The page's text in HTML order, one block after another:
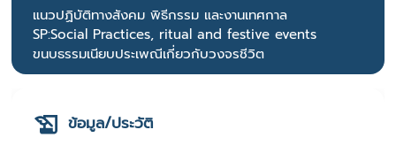
แนวปฏิบัติทางสังคม พิธีกรรม และงานเทศกาล
SP:Social Practices, ritual and festive events
ขนบธรรมเนียบประเพณีเกี่ยวกับวงจรชีวิต
ข้อมูล/ประวัติ